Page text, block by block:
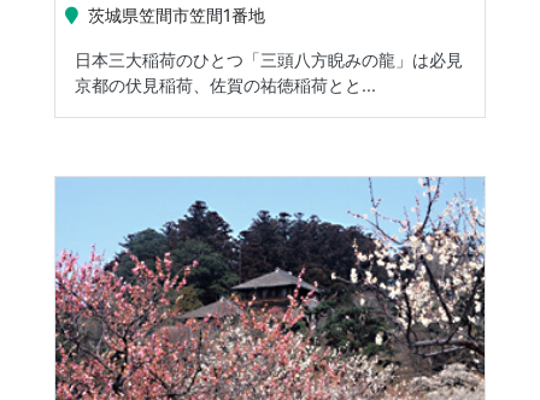
茨城県笠間市笠間1番地
日本三大稲荷のひとつ「三頭八方睨みの龍」は必見
京都の伏見稲荷、佐賀の祐徳稲荷とと...